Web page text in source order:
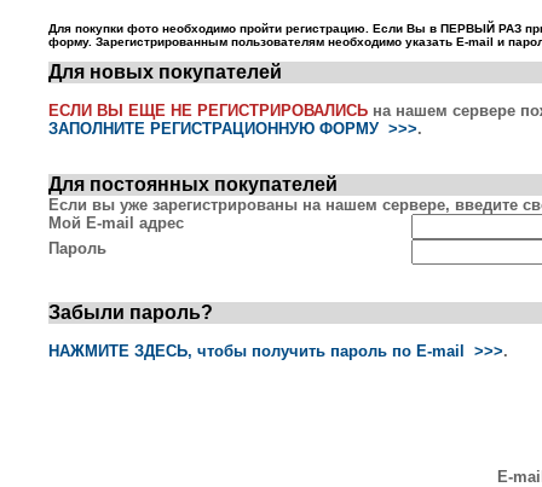
Для покупки фото необходимо пройти регистрацию. Если Вы в ПЕРВЫЙ РАЗ
форму. Зарегистрированным пользователям необходимо указать E-mail и
Для новых покупателей
ЕСЛИ ВЫ ЕЩЕ НЕ РЕГИСТРИРОВАЛИСЬ на нашем сервере
ЗАПОЛНИТЕ РЕГИСТРАЦИОННУЮ ФОРМУ >>>.
Для постоянных покупателей
Если вы уже зарегистрированы на нашем сервере, введите
Мой E-mail адрес
Пароль
Забыли пароль?
НАЖМИТЕ ЗДЕСЬ, чтобы получить пароль по E-mail >>>.
E-